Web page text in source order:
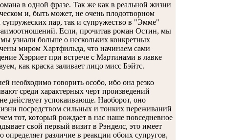
в одной фразе. Так же как в реальной жизни
и, быть может, не очень плодотворном
пар, так и супружество в "Эмме"
Если, прочитав роман Остин, мы
узнали больше о нескольких конкретных
миром Хартфильда, что начинаем сами
Хэрриет при встрече с Мартинами в лавке
как краска заливает лицо мисс Бэйтс.
необходимо говорить особо, ибо она резко
среди характерных черт произведений
действует успокаивающе. Наоборот, оно
посредством сильных и тонких переживаний
тот, который рождает в нас наше повседневное
свой первый визит в Рэнделс, это имеет
различие в реакции обоих супругов,